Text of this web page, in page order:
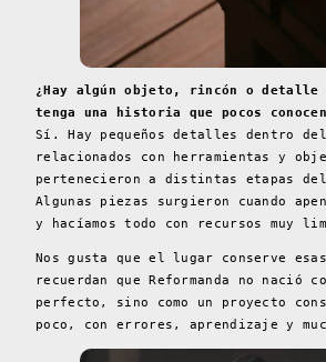
¿Hay algún objeto, rincón o detalle
tenga una historia que pocos
Sí. Hay pequeños detalles dentro
relacionados con herramientas y
pertenecieron a distintas etapas
Algunas piezas surgieron cuando
y hacíamos todo con recursos muy
Nos gusta que el lugar conserve
recuerdan que Reformanda no nació
perfecto, sino como un proyecto
poco, con errores, aprendizaje y